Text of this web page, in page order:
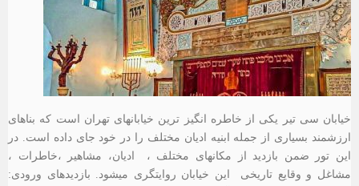
خیابان سی تیر یکی از خاطره انگیز ترین خیابانهای تهران است که بناهای
ارزشمند بسیاری از جمله ابنیه ادیان مختلف را در خود جای داده است. در
این تور ضمن بازدید از مکانهای مختلف ، ادیان، مشاهیر ،خاطرات ،
مشاغل و وقایع تاریخی این خیابان روایتگری میشود. بازدیدهای ورودی: